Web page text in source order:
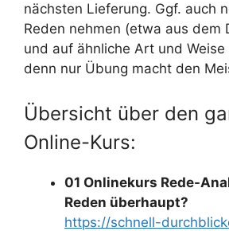
nächsten Lieferung. Ggf. auch
Reden nehmen (etwa aus dem
und auf ähnliche Art und
denn nur Übung macht den
Übersicht über den
Online-Kurs:
01 Onlinekurs Rede-
Reden überhaupt?
https://schnell-